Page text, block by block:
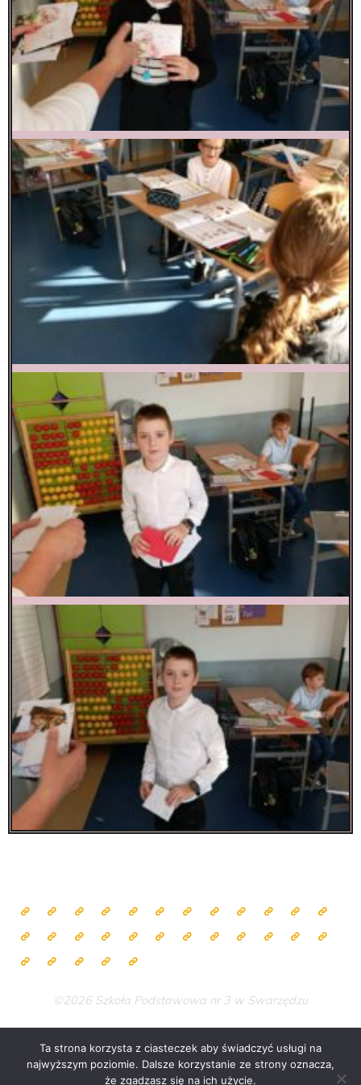
©2026 Szkoła Podstawowa nr 3 w Swarzędzu
Zasilane przezBravada& WordPress .
Ta strona korzysta z ciasteczek aby świadczyć usługi na
najwyższym poziomie. Dalsze korzystanie ze strony oznacza,
że zgadzasz się na ich użycie.